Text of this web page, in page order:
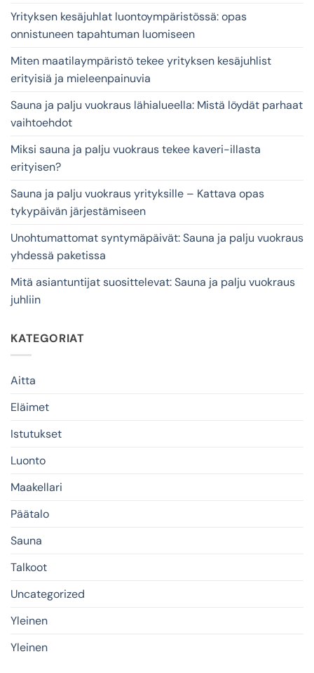
Yrityksen kesäjuhlat luontoympäristössä: opas
onnistuneen tapahtuman luomiseen
Miten maatilaympäristö tekee yrityksen kesäjuhlist
erityisiä ja mieleenpainuvia
Sauna ja palju vuokraus lähialueella: Mistä löydät parhaat
vaihtoehdot
Miksi sauna ja palju vuokraus tekee kaveri-illasta
erityisen?
Sauna ja palju vuokraus yrityksille – Kattava opas
tykypäivän järjestämiseen
Unohtumattomat syntymäpäivät: Sauna ja palju vuokraus
yhdessä paketissa
Mitä asiantuntijat suosittelevat: Sauna ja palju vuokraus
juhliin
KATEGORIAT
Aitta
Eläimet
Istutukset
Luonto
Maakellari
Päätalo
Sauna
Talkoot
Uncategorized
Yleinen
Yleinen